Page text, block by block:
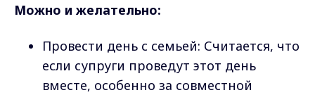
Можно и желательно:
Провести день с семьей: Считается, что
если супруги проведут этот день
вместе, особенно за совместной